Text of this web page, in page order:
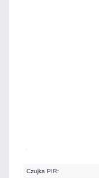
Czujka PIR: